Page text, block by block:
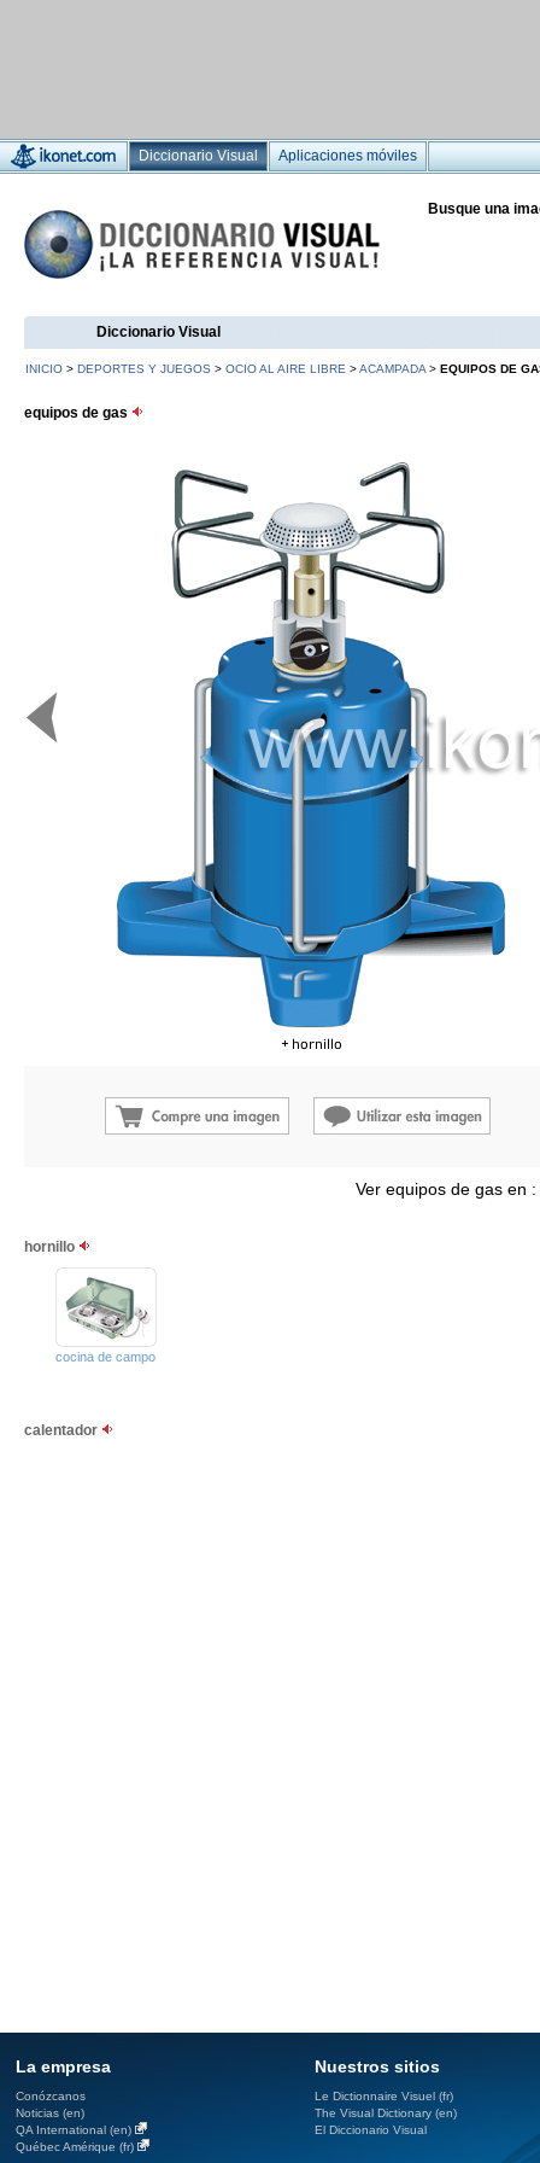
Diccionario Visual Aplicaciones móviles
Busque una
Diccionario Visual
INICIO > DEPORTES Y JUEGOS > OCIO AL AIRE LIBRE >ACAMPADA > EQUIPOS DE
equipos de gas
Ver equipos de gas en :
hornillo
cocina de campo
calentador
La empresa
Conózcanos
Noticias (en)
QA International (en)
Québec Amérique (fr)
Nuestros sitios
Le Dictionnaire Visuel (fr)
The Visual Dictionary (en)
El Diccionario Visual